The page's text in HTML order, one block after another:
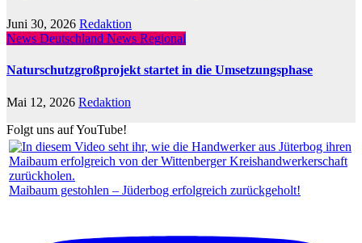
Juni 30, 2026 Redaktion
News Deutschland News Regional
Naturschutzgroßprojekt startet in die Umsetzungsphase
Mai 12, 2026 Redaktion
Folgt uns auf YouTube!
Maibaum gestohlen – Jüderbog erfolgreich zurückgeholt!